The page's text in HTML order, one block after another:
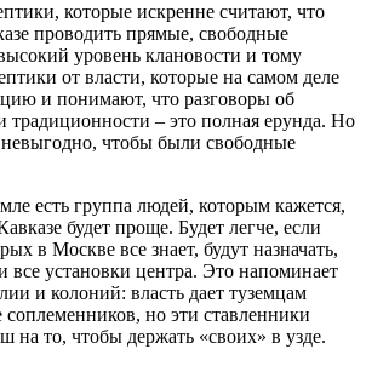
которые искренне считают, что
проводить прямые, свободные
уровень клановости и тому
от власти, которые на самом деле
и понимают, что разговоры об
традиционности – это полная ерунда. Но
чтобы были свободные
есть группа людей, которым кажется,
будет проще. Будет легче, если
в Москве все знает, будут назначать,
установки центра. Это напоминает
и колоний: власть дает туземцам
соплеменников, но эти ставленники
на то, чтобы держать «своих» в узде.